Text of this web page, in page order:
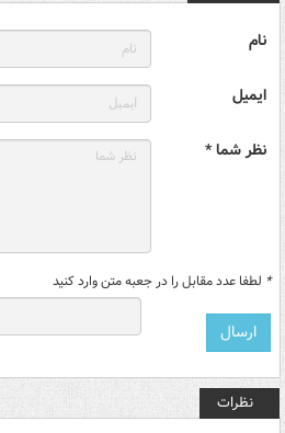
نام
ایمیل
نظر شما *
* لطفا عدد مقابل را در جعبه متن وارد کنید
نظرات